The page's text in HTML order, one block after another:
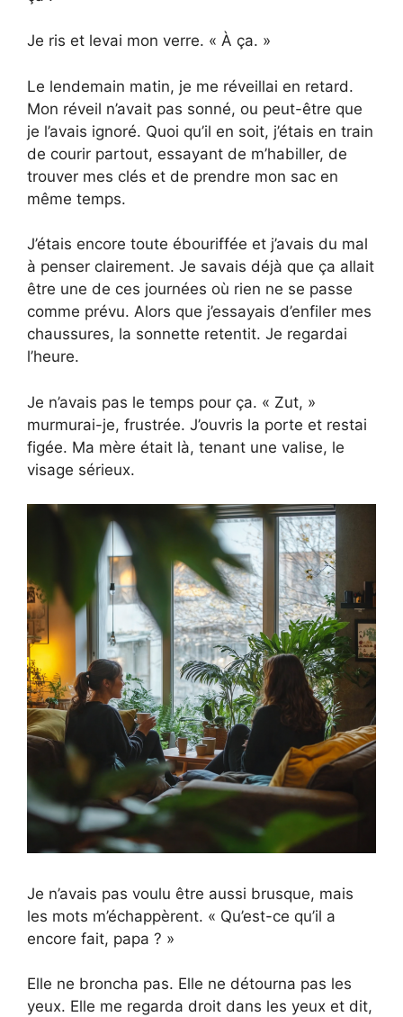
Je ris et levai mon verre. « À ça. »
Le lendemain matin, je me réveillai en retard.
Mon réveil n’avait pas sonné, ou peut-être que
je l’avais ignoré. Quoi qu’il en soit, j’étais en train
de courir partout, essayant de m’habiller, de
trouver mes clés et de prendre mon sac en
même temps.
J’étais encore toute ébouriffée et j’avais du mal
à penser clairement. Je savais déjà que ça allait
être une de ces journées où rien ne se passe
comme prévu. Alors que j’essayais d’enfiler mes
chaussures, la sonnette retentit. Je regardai
l’heure.
Je n’avais pas le temps pour ça. « Zut, »
murmurai-je, frustrée. J’ouvris la porte et restai
figée. Ma mère était là, tenant une valise, le
visage sérieux.
Je n’avais pas voulu être aussi brusque, mais
les mots m’échappèrent. « Qu’est-ce qu’il a
encore fait, papa ? »
Elle ne broncha pas. Elle ne détourna pas les
yeux. Elle me regarda droit dans les yeux et dit,